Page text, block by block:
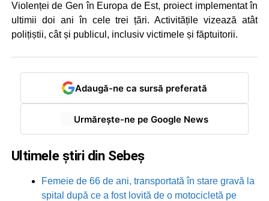
Violenței de Gen în Europa de Est, proiect implementat în
ultimii doi ani în cele trei țări. Activitățile vizează atât
polițiștii, cât și publicul, inclusiv victimele și făptuitorii.
Adaugă-ne ca sursă preferată
Urmărește-ne pe Google News
Ultimele știri din Sebeș
Femeie de 66 de ani, transportată în stare gravă la
spital după ce a fost lovită de o motocicletă pe